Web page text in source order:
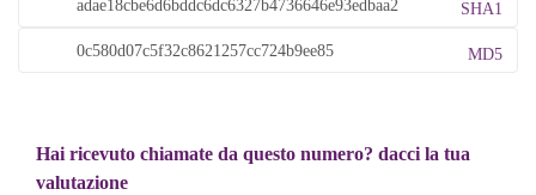
SHA1
MD5
Hai ricevuto chiamate da questo numero? dacci la tua
valutazione